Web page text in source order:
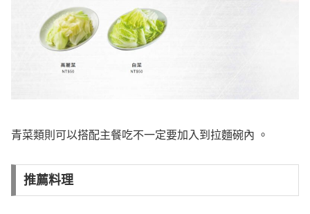
青菜類則可以搭配主餐吃不一定要加入到拉麵碗內 。
推薦料理